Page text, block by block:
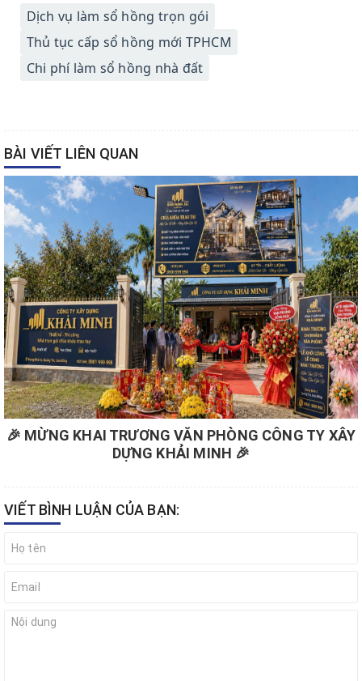
Dịch vụ làm sổ hồng trọn gói
Thủ tục cấp sổ hồng mới TPHCM
Chi phí làm sổ hồng nhà đất
BÀI VIẾT LIÊN QUAN
🎉 MỪNG KHAI TRƯƠNG VĂN PHÒNG CÔNG TY XÂY
DỰNG KHẢI MINH 🎉
VIẾT BÌNH LUẬN CỦA BẠN: